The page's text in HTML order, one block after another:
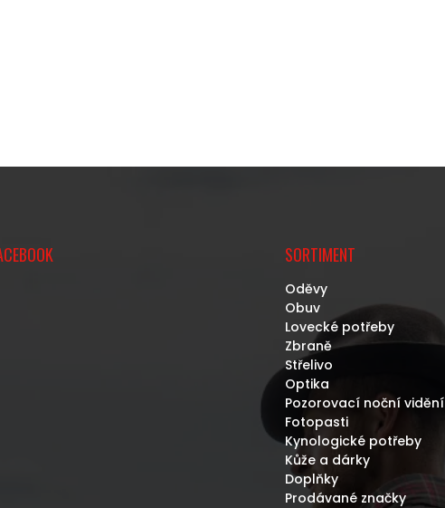
SORTIMENT
Oděvy
Obuv
Lovecké potřeby
Zbraně
Střelivo
Optika
Pozorovací noční vidění
Fotopasti
Kynologické potřeby
Kůže a dárky
Doplňky
Prodávané značky